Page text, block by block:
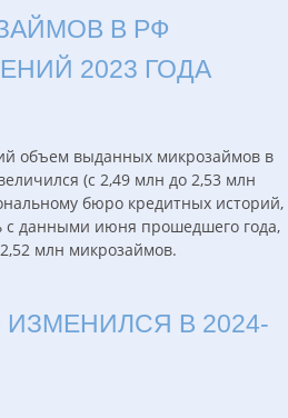
В РФ
2023 ГОДА
объем выданных микрозаймов в
(с 2,49 млн до 2,53 млн
бюро кредитных историй,
с данными июня прошедшего года,
млн микрозаймов.
В 2024-